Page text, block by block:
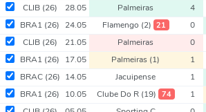
CLIB (26) 28.05 Palmeiras 4
BRA1 (26) 24.05 Flamengo (2) 21 0
CLIB (26) 21.05 Palmeiras 0
BRA1 (26) 17.05 Palmeiras (1) 1
BRAC (26) 14.05 Jacuipense 1
BRA1 (26) 10.05 Clube Do R (19) 74 1